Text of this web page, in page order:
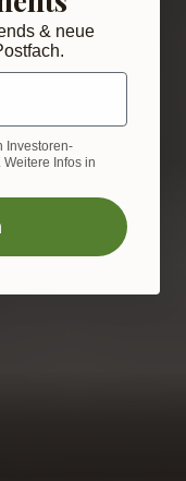
& neue
Investoren-
Infos in